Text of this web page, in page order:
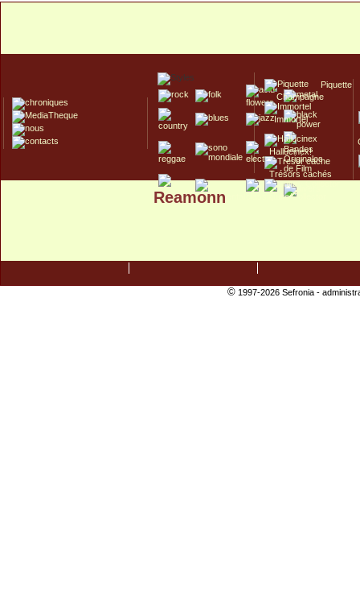
Piquette
Champagne
Immortel
Hallucinex!
Trésors cachés
Culte/Collector
Reamonn
©1997-2026 Sefronia -